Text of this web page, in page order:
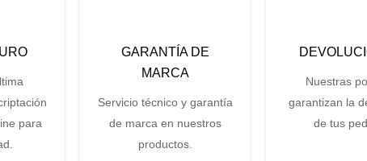
para
GARANTÍA DE
MARCA
Servicio técnico y garantía
de marca en nuestros
productos.
Nuestras
garantizan la
de tus